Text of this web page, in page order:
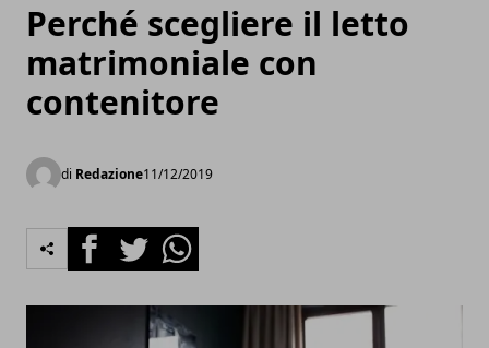
Perché scegliere il letto
matrimoniale con
contenitore
di Redazione11/12/2019
FacebookTwitterWhatsapp